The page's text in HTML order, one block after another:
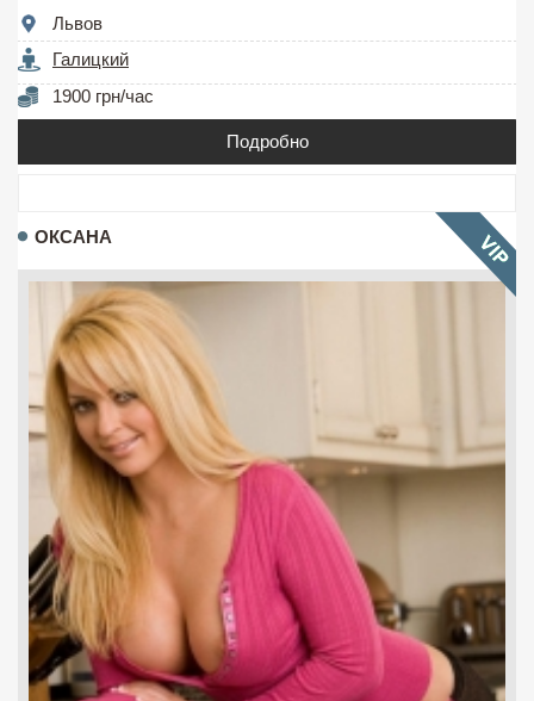
Львов
Галицкий
1900 грн/час
Подробно
ОКСАНА